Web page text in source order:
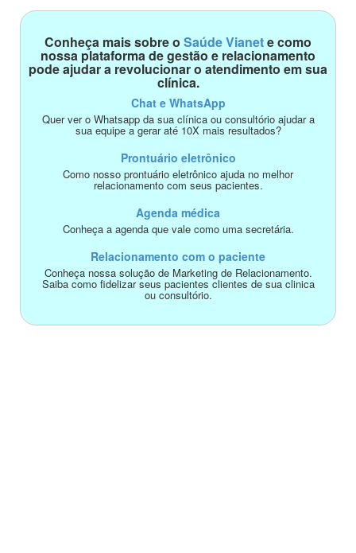
Conheça mais sobre o Saúde Vianete como
nossa plataforma de gestão e relacionamento
pode ajudar a revolucionar o atendimento em sua
clínica.
Chat e WhatsApp
Quer ver o Whatsapp da sua clínica ou consultório ajudar a
sua equipe a gerar até 10X mais resultados?
Prontuário eletrônico
Como nosso prontuário eletrônico ajuda no melhor
relacionamento com seus pacientes.
Agenda médica
Conheça a agenda que vale como uma secretária.
Relacionamento com o paciente
Conheça nossa solução de Marketing de Relacionamento.
Saiba como fidelizar seus pacientes clientes de sua clinica
ou consultório.